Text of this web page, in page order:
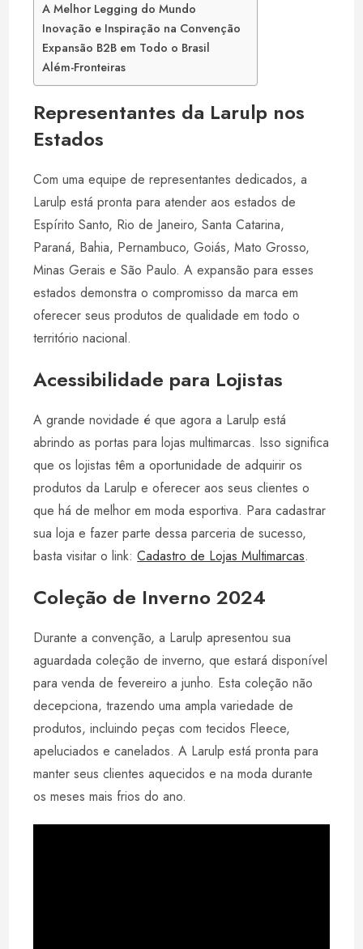
A Melhor Legging do Mundo
Inovação e Inspiração na Convenção
Expansão B2B em Todo o Brasil
Além-Fronteiras
Representantes da Larulp nos
Estados
Com uma equipe de representantes dedicados, a
Larulp está pronta para atender aos estados de
Espírito Santo, Rio de Janeiro, Santa Catarina,
Paraná, Bahia, Pernambuco, Goiás, Mato Grosso,
Minas Gerais e São Paulo. A expansão para esses
estados demonstra o compromisso da marca em
oferecer seus produtos de qualidade em todo o
território nacional.
Acessibilidade para Lojistas
A grande novidade é que agora a Larulp está
abrindo as portas para lojas multimarcas. Isso significa
que os lojistas têm a oportunidade de adquirir os
produtos da Larulp e oferecer aos seus clientes o
que há de melhor em moda esportiva. Para cadastrar
sua loja e fazer parte dessa parceria de sucesso,
basta visitar o link:Cadastro de Lojas Multimarcas.
Coleção de Inverno 2024
Durante a convenção, a Larulp apresentou sua
aguardada coleção de inverno, que estará disponível
para venda de fevereiro a junho. Esta coleção não
decepciona, trazendo uma ampla variedade de
produtos, incluindo peças com tecidos Fleece,
apeluciados e canelados. A Larulp está pronta para
manter seus clientes aquecidos e na moda durante
os meses mais frios do ano.